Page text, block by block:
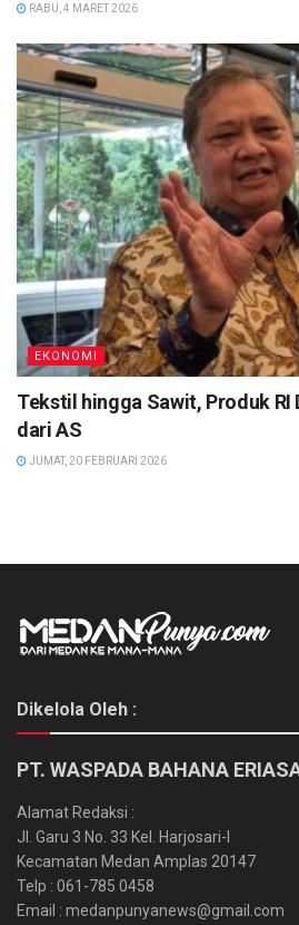
RABU, 4 MARET 2026
EKONOMI
Tekstil hingga Sawit, Produk RI
dari AS
JUMAT, 20 FEBRUARI 2026
Dikelola Oleh :
PT. WASPADA BAHANA
Alamat Redaksi :
Jl. Garu 3 No. 33 Kel. Harjosari-I
Kecamatan Medan Amplas 20147
Telp : 061-785 0458
Email : medanpunyanews@gmail.com